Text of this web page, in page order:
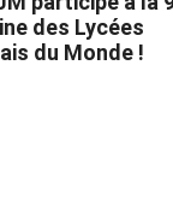
des Lycées
du Monde !